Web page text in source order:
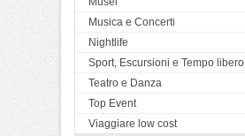
Musica e Concerti
Nightlife
Sport, Escursioni e Tempo libero
Teatro e Danza
Top Event
Viaggiare low cost